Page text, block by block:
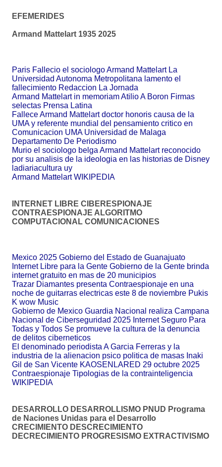
EFEMERIDES
Armand Mattelart 1935 2025
Paris Fallecio el sociologo Armand Mattelart La
Universidad Autonoma Metropolitana lamento el
fallecimiento Redaccion La Jornada
Armand Mattelart in memoriam Atilio A Boron Firmas
selectas Prensa Latina
Fallece Armand Mattelart doctor honoris causa de la
UMA y referente mundial del pensamiento critico en
Comunicacion UMA Universidad de Malaga
Departamento De Periodismo
Murio el sociologo belga Armand Mattelart reconocido
por su analisis de la ideologia en las historias de Disney
ladiariacultura uy
Armand Mattelart WIKIPEDIA
INTERNET LIBRE CIBERESPIONAJE
CONTRAESPIONAJE ALGORITMO
COMPUTACIONAL COMUNICACIONES
Mexico 2025 Gobierno del Estado de Guanajuato
Internet Libre para la Gente Gobierno de la Gente brinda
internet gratuito en mas de 20 municipios
Trazar Diamantes presenta Contraespionaje en una
noche de guitarras electricas este 8 de noviembre Pukis
K wow Music
Gobierno de Mexico Guardia Nacional realiza Campana
Nacional de Ciberseguridad 2025 Internet Seguro Para
Todas y Todos Se promueve la cultura de la denuncia
de delitos ciberneticos
El denominado periodista A Garcia Ferreras y la
industria de la alienacion psico politica de masas Inaki
Gil de San Vicente KAOSENLARED 29 octubre 2025
Contraespionaje Tipologias de la contrainteligencia
WIKIPEDIA
DESARROLLO DESARROLLISMO PNUD Programa
de Naciones Unidas para el Desarrollo
CRECIMIENTO DESCRECIMIENTO
DECRECIMIENTO PROGRESISMO EXTRACTIVISMO